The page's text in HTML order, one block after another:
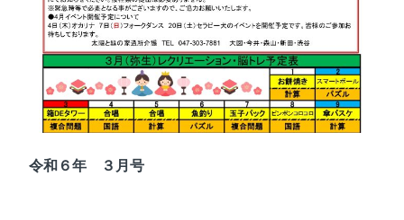
令和６年 ３月号